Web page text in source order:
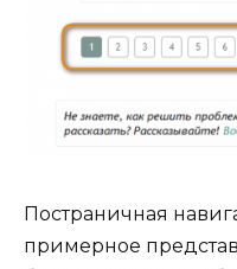
Постраничная
примерное